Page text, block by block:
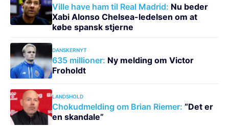
Ville have ham til Real Madrid: Nu beder
Xabi Alonso Chelsea-ledelsen om at
købe spansk stjerne
DANSKERNYT
635 millioner: Ny melding om Victor
Froholdt
LANDSHOLD
Chokudmelding om Brian Riemer: “Det er
en skandale”